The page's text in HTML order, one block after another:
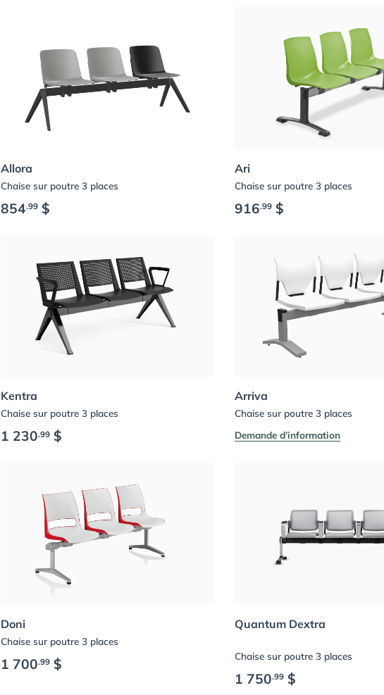
Allora
Chaise sur poutre 3 places
854.99 $
Ari
Chaise sur poutre 3 places
916.99 $
Kentra
Chaise sur poutre 3 places
1 230.99 $
Arriva
Chaise sur poutre 3 places
Demande d’information
Doni
Chaise sur poutre 3 places
1 700.99 $
Quantum Dextra
Chaise sur poutre 3 places
1 750.99 $